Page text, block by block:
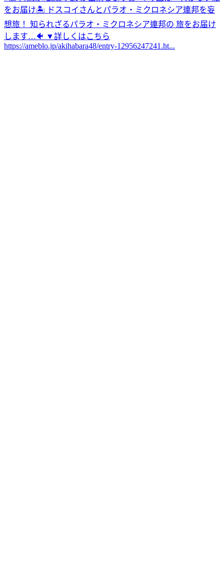
をお届け🏝️ ドスコイさんとパラオ・ミクロネシア連邦を妄
想旅！ 知られざるパラオ・ミクロネシア連邦の 旅をお届け
します…🐠 ▼詳しくはこちら
https://ameblo.jp/akihabara48/entry-12956247241.ht...